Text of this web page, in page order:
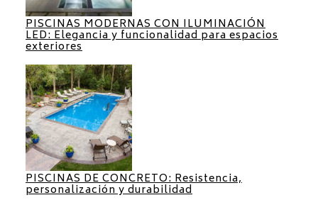
PISCINAS MODERNAS CON ILUMINACIÓN
LED: Elegancia y funcionalidad para espacios
exteriores
PISCINAS DE CONCRETO: Resistencia,
personalización y durabilidad